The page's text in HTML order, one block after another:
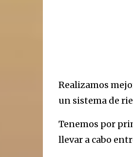
Realizamos
un sistema de
Tenemos por
llevar a cabo